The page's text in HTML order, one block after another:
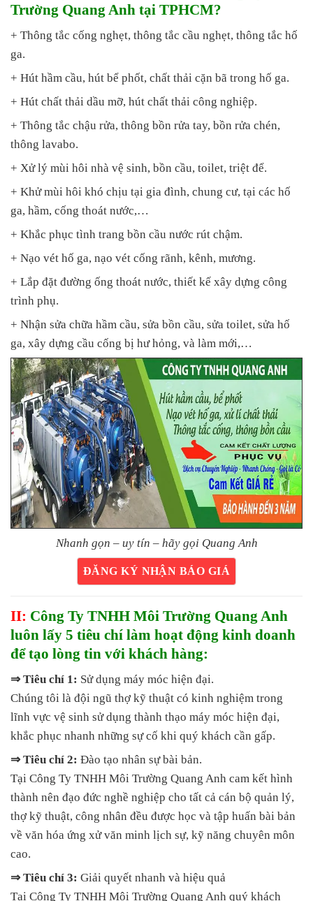
Trường Quang Anh tại TPHCM?
+ Thông tắc cống nghẹt, thông tắc cầu nghẹt, thông tắc hố
ga.
+ Hút hầm cầu, hút bể phốt, chất thải cặn bã trong hố ga.
+ Hút chất thải dầu mỡ, hút chất thải công nghiệp.
+ Thông tắc chậu rửa, thông bồn rửa tay, bồn rửa chén,
thông lavabo.
+ Xử lý mùi hôi nhà vệ sinh, bồn cầu, toilet, triệt để.
+ Khử mùi hôi khó chịu tại gia đình, chung cư, tại các hố
ga, hầm, cống thoát nước,…
+ Khắc phục tình trang bồn cầu nước rút chậm.
+ Nạo vét hố ga, nạo vét cống rãnh, kênh, mương.
+ Lắp đặt đường ống thoát nước, thiết kế xây dựng công
trình phụ.
+ Nhận sửa chữa hầm cầu, sửa bồn cầu, sửa toilet, sửa hố
ga, xây dựng cầu cống bị hư hỏng, và làm mới,…
Nhanh gọn – uy tín – hãy gọi Quang Anh
ĐĂNG KÝ NHẬN BÁO GIÁ
II: Công Ty TNHH Môi Trường Quang Anh
luôn lấy 5 tiêu chí làm hoạt động kinh doanh
để tạo lòng tin với khách hàng:
⇒ Tiêu chí 1: Sử dụng máy móc hiện đại.
Chúng tôi là đội ngũ thợ kỹ thuật có kinh nghiệm trong
lĩnh vực vệ sinh sử dụng thành thạo máy móc hiện đại,
khắc phục nhanh những sự cố khi quý khách cần gấp.
⇒ Tiêu chí 2: Đào tạo nhân sự bài bản.
Tại Công Ty TNHH Môi Trường Quang Anh cam kết hình
thành nên đạo đức nghề nghiệp cho tất cả cán bộ quản lý,
thợ kỹ thuật, công nhân đều được học và tập huấn bài bản
về văn hóa ứng xử văn minh lịch sự, kỹ năng chuyên môn
cao.
⇒ Tiêu chí 3: Giải quyết nhanh và hiệu quả
Tại Công Ty TNHH Môi Trường Quang Anh quý khách